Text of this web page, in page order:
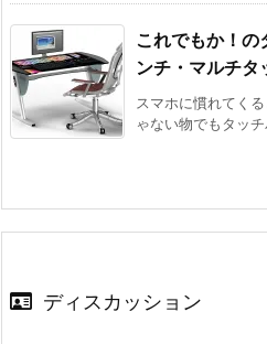
これでもか！
ンチ・マルチタ
スマホに慣れてく
ゃない物でもタッ
ディスカッション